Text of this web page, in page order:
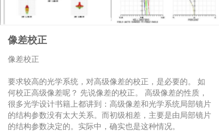
像差校正
像差校正
要求较高的光学系统，对高级像差的校正，是必要的。 如
何校正高级像差呢？ 先说像差的校正。 高级像差的性质，
很多光学设计书籍上都讲到：高级像差和光学系统局部镜片
的结构参数没有太大关系。而初级相差，主要是由局部镜片
的结构参数决定的。实际中，确实也是这种情况。